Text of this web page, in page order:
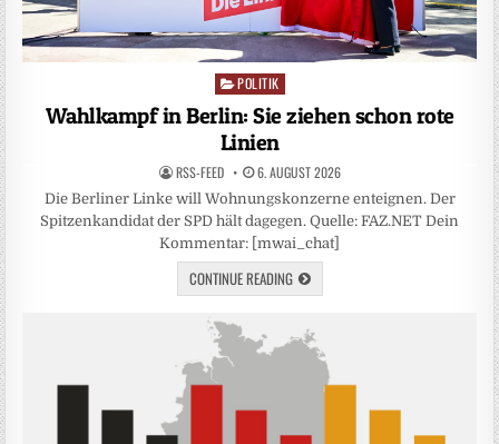
Posted
in
POLITIK
Wahlkampf in Berlin: Sie ziehen schon rote
Linien
RSS-FEED 6. AUGUST 2026
Die Berliner Linke will Wohnungskonzerne enteignen. Der
Spitzenkandidat der SPD hält dagegen. Quelle: FAZ.NET Dein
Kommentar: [mwai_chat]
CONTINUE READING